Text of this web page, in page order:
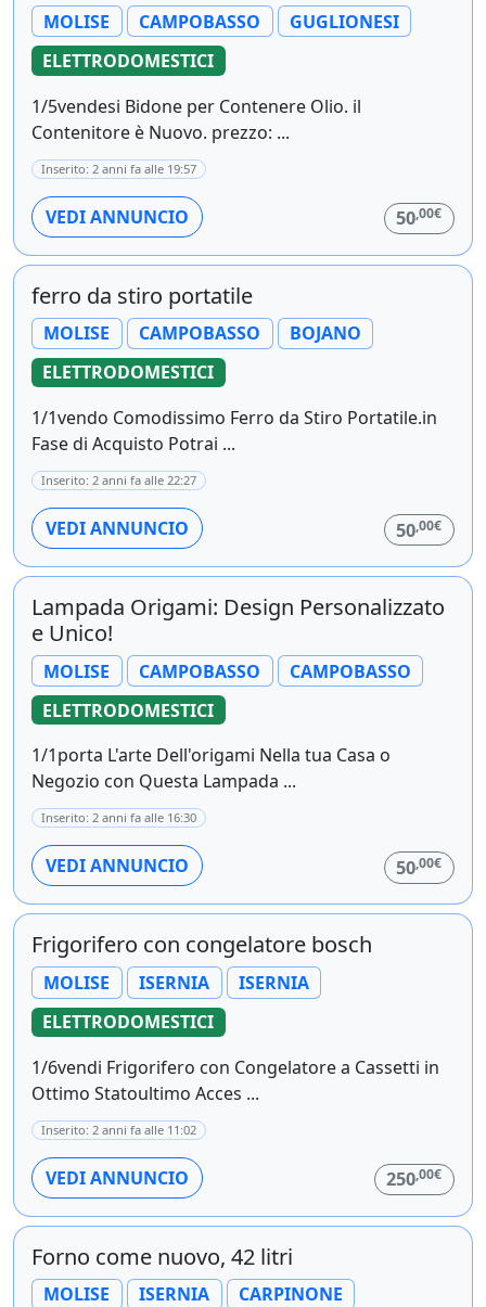
MOLISE CAMPOBASSO
GUGLIONESI
ELETTRODOMESTICI
1/5vendesi Bidone per Contenere Olio. il
Contenitore è Nuovo. prezzo: ...
Inserito: 2 anni fa alle 19:57
VEDI ANNUNCIO 50,00€
ferro da stiro portatile
MOLISE CAMPOBASSO
BOJANO
ELETTRODOMESTICI
1/1vendo Comodissimo Ferro da Stiro Portatile.in
Fase di Acquisto Potrai ...
Inserito: 2 anni fa alle 22:27
VEDI ANNUNCIO 50,00€
Lampada Origami: Design Personalizzato
e Unico!
MOLISE CAMPOBASSO
CAMPOBASSO
ELETTRODOMESTICI
1/1porta L'arte Dell'origami Nella tua Casa o
Negozio con Questa Lampada ...
Inserito: 2 anni fa alle 16:30
VEDI ANNUNCIO 50,00€
Frigorifero con congelatore bosch
MOLISE ISERNIA
ISERNIA
ELETTRODOMESTICI
1/6vendi Frigorifero con Congelatore a Cassetti in
Ottimo Statoultimo Acces ...
Inserito: 2 anni fa alle 11:02
VEDI ANNUNCIO 250,00€
Forno come nuovo, 42 litri
MOLISE ISERNIA CARPINONE